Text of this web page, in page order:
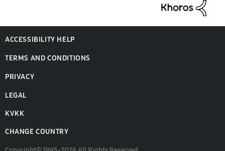
ACCESSIBILITY HELP
TERMS AND CONDITIONS
PRIVACY
LEGAL
KVKK
CHANGE COUNTRY